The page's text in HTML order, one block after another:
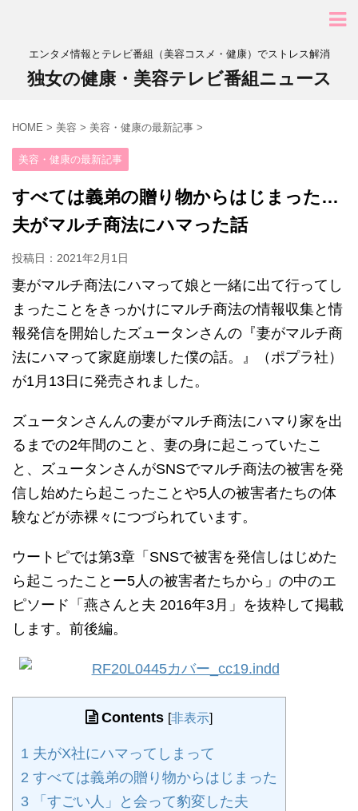
エンタメ情報とテレビ番組（美容コスメ・健康）でストレス解消
独女の健康・美容テレビ番組ニュース
HOME > 美容 > 美容・健康の最新記事 >
美容・健康の最新記事
すべては義弟の贈り物からはじまった…
夫がマルチ商法にハマった話
投稿日： 2021年2月1日
妻がマルチ商法にハマって娘と一緒に出て行ってし
まったことをきっかけにマルチ商法の情報収集と情
報発信を開始したズュータンさんの『妻がマルチ商
法にハマって家庭崩壊した僕の話。』（ポプラ社）
が1月13日に発売されました。
ズュータンさんんの妻がマルチ商法にハマり家を出
るまでの2年間のこと、妻の身に起こっていたこ
と、ズュータンさんがSNSでマルチ商法の被害を発
信し始めたら起こったことや5人の被害者たちの体
験などが赤裸々につづられています。
ウートピでは第3章「SNSで被害を発信しはじめた
ら起こったことー5人の被害者たちから」の中のエ
ピソード「燕さんと夫 2016年3月」を抜粋して掲載
します。前後編。
Contents [非表示]
1 夫がX社にハマってしまって
2 すべては義弟の贈り物からはじまった
3 「すごい人」と会って豹変した夫